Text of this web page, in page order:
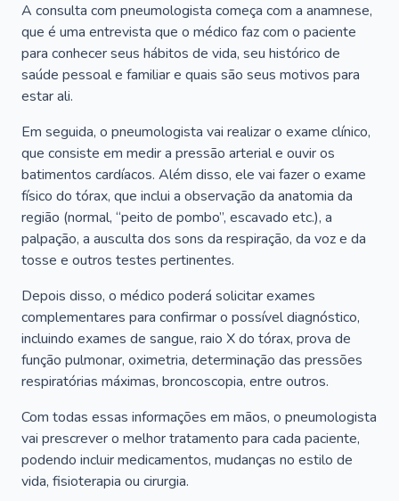
A consulta com pneumologista começa com a anamnese,
que é uma entrevista que o médico faz com o paciente
para conhecer seus hábitos de vida, seu histórico de
saúde pessoal e familiar e quais são seus motivos para
estar ali.
Em seguida, o pneumologista vai realizar o exame clínico,
que consiste em medir a pressão arterial e ouvir os
batimentos cardíacos. Além disso, ele vai fazer o exame
físico do tórax, que inclui a observação da anatomia da
região (normal, “peito de pombo”, escavado etc.), a
palpação, a ausculta dos sons da respiração, da voz e da
tosse e outros testes pertinentes.
Depois disso, o médico poderá solicitar exames
complementares para confirmar o possível diagnóstico,
incluindo exames de sangue, raio X do tórax, prova de
função pulmonar, oximetria, determinação das pressões
respiratórias máximas, broncoscopia, entre outros.
Com todas essas informações em mãos, o pneumologista
vai prescrever o melhor tratamento para cada paciente,
podendo incluir medicamentos, mudanças no estilo de
vida, fisioterapia ou cirurgia.